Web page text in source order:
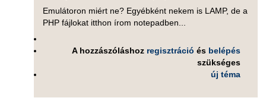
Emulátoron miért ne? Egyébként nekem is LAMP, de a
PHP fájlokat itthon írom notepadben...
A hozzászóláshoz regisztráció és belépés
szükséges
új téma